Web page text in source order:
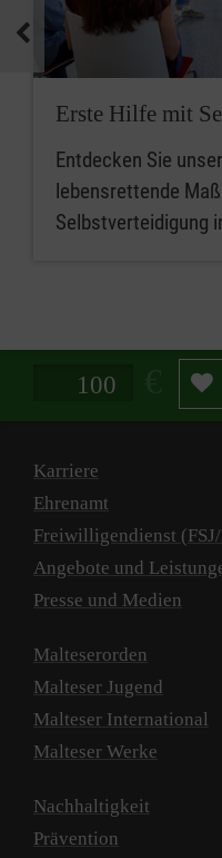
medizinische
Mitarbeitende im
eine erweiterte
Erste Hilfe mit
Entdecken Sie
lebensrettende
Selbstverteidigung
Spendenbetrag in Euro
Karriere
Ehrenamt
Freiwilligendienst
Angebote und
Presse und Medien
Malteserorden
Malteser Jugend
Malteser International
Malteser Werke
Nachhaltigkeit
Prävention